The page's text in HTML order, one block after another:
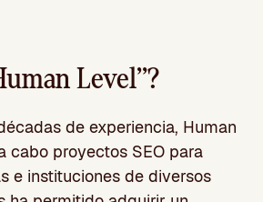
Level”?
de experiencia, Human
cabo proyectos SEO para
e instituciones de diversos